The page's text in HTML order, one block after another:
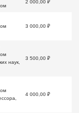
2 000,00 ₽
3 000,00 ₽
наук,
3 500,00 ₽
4 000,00 ₽